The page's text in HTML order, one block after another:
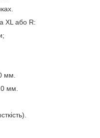
XL або R:
мм.
мм.